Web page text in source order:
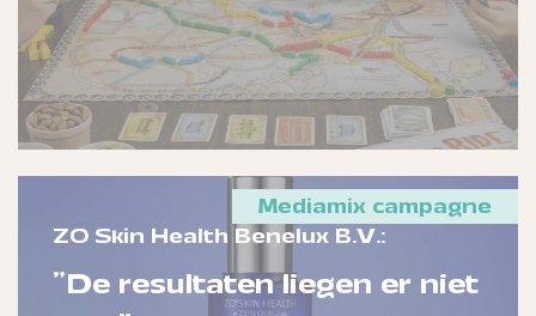
ZO Skin Health Benelux B.V.:
"De resultaten liegen er niet
Mediamix campagne